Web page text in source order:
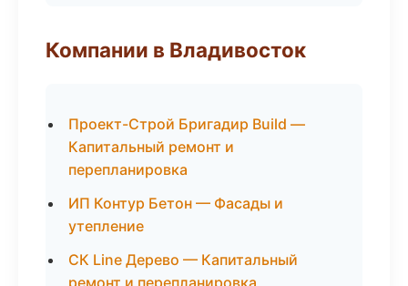
Компании в Владивосток
Проект-Строй Бригадир Build —
Капитальный ремонт и
перепланировка
ИП Контур Бетон — Фасады и
утепление
СК Line Дерево — Капитальный
ремонт и перепланировка